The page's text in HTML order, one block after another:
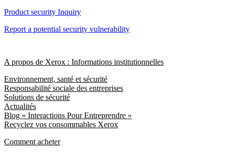
Product security Inquiry
Report a potential security vulnerability
A propos de Xerox : Informations institutionnelles
Environnement, santé et sécurité
Responsabilité sociale des entreprises
Solutions de sécurité
Actualités
Blog « Interactions Pour Entreprendre »
Recyclez vos consommables Xerox
Comment acheter